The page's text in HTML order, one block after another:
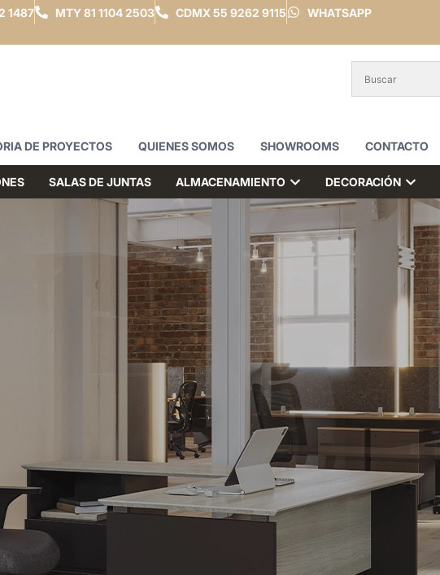
1487 MTY81 1104 2503 CDMX 55 9262 9115 WHATSAPP
DE PROYECTOS QUIENES SOMOS SHOWROOMS CONTACTO
SALAS DE JUNTAS ALMACENAMIENTO DECORACIÓN